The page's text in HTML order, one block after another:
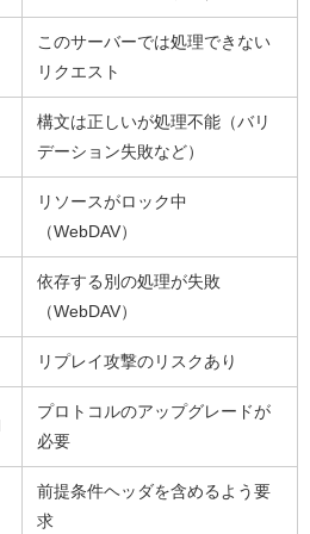
このサーバーでは処理できない
リクエスト
構文は正しいが処理不能（バリ
デーション失敗など）
リソースがロック中
（WebDAV）
依存する別の処理が失敗
（WebDAV）
リプレイ攻撃のリスクあり
プロトコルのアップグレードが
必要
前提条件ヘッダを含めるよう要
求